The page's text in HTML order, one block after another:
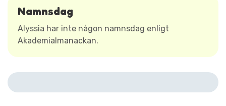
Namnsdag
Alyssia har inte någon namnsdag enligt
Akademialmanackan.